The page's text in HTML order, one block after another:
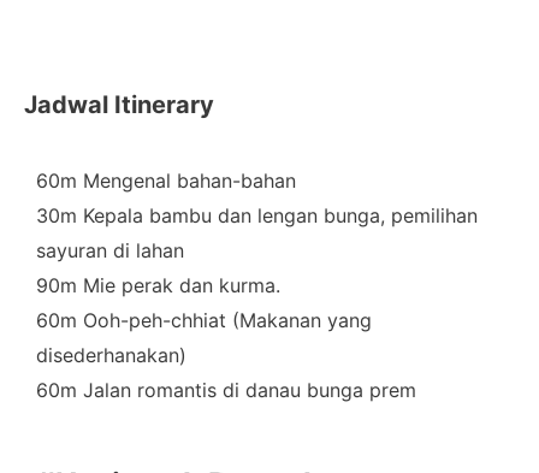
Jadwal Itinerary
60m Mengenal bahan-bahan
30m Kepala bambu dan lengan bunga, pemilihan
sayuran di lahan
90m Mie perak dan kurma.
60m Ooh-peh-chhiat (Makanan yang
disederhanakan)
60m Jalan romantis di danau bunga prem